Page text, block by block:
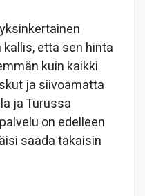
että sen hinta
kuin kaikki
ja siivoamatta
ja Turussa
on edelleen
saada takaisin